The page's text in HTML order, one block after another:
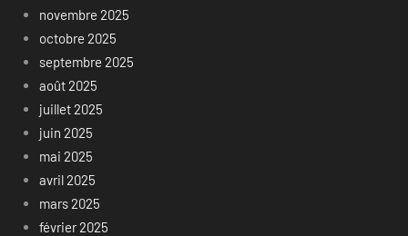
novembre 2025
octobre 2025
septembre 2025
août 2025
juillet 2025
juin 2025
mai 2025
avril 2025
mars 2025
février 2025